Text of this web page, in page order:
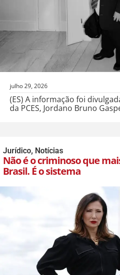
julho 29, 2026
(ES) A informação foi
da PCES, Jordano Bruno
Jurídico, Notícias
Não é o criminoso que
Brasil. É o sistema